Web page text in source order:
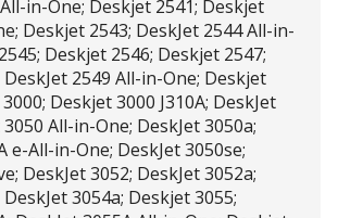
in-One; Deskjet 2541; Deskjet
Deskjet 2543; DeskJet 2544 All-in-
Deskjet 2546; Deskjet 2547;
DeskJet 2549 All-in-One; Deskjet
Deskjet 3000 J310A; DeskJet
All-in-One; DeskJet 3050a;
e-All-in-One; DeskJet 3050se;
DeskJet 3052; DeskJet 3052a;
3054a; Deskjet 3055;